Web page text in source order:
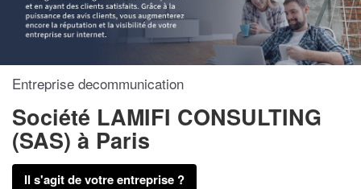
Entreprise decommunication
Société LAMIFI CONSULTING
(SAS) à Paris
Il s'agit de votre entreprise ?